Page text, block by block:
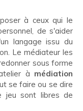
à ceux qui le
de s'aider
langage issu du
Le médiateur les
sous forme
à médiation
se faire ou se dire
jeu sont libres de